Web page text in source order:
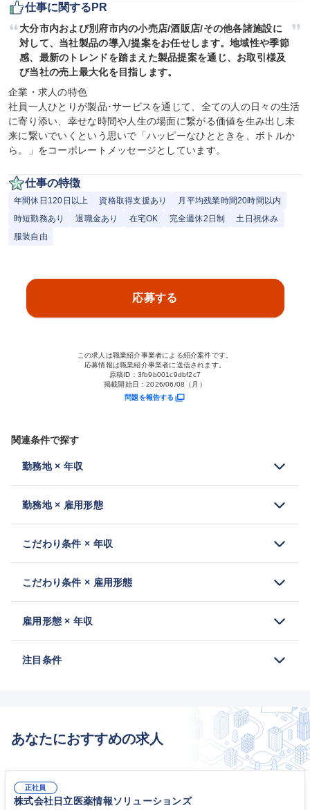
仕事に関するPR
大分市内および別府市内の小売店/酒販店/その他各諸施設に
対して、当社製品の導入/提案をお任せします。地域性や季節
感、最新のトレンドを踏まえた製品提案を通じ、お取引様及
び当社の売上最大化を目指します。
企業・求人の特色
社員一人ひとりが製品･サービスを通じて、全ての人の日々の生活
に寄り添い、幸せな時間や人生の場面に繋がる価値を生み出し未
来に繋いでいくという思いで「ハッピーなひとときを、ボトルか
ら。」をコーポレートメッセージとしています。
仕事の特徴
年間休日120日以上 資格取得支援あり
月平均残業時間20時間以内
時短勤務あり
退職金あり 在宅OK 完全週休2日制
土日祝休み
服装自由
応募する
この求人は職業紹介事業者による紹介案件です。
応募情報は職業紹介事業者に送信されます。
原稿ID： 3fb9b001c9dbf2c7
掲載開始日：2026/06/08（月）
問題を報告する
関連条件で探す
勤務地 × 年収
勤務地 × 雇用形態
こだわり条件 × 年収
こだわり条件 × 雇用形態
雇用形態 × 年収
注目条件
あなたにおすすめの求人
正社員
株式会社日立医薬情報ソリューションズ